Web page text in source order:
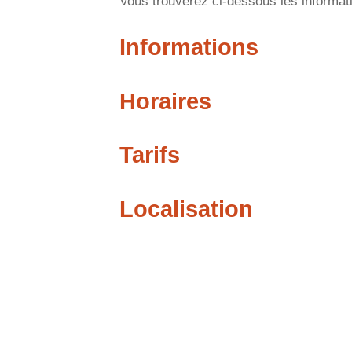
Informations
Horaires
Tarifs
Localisation